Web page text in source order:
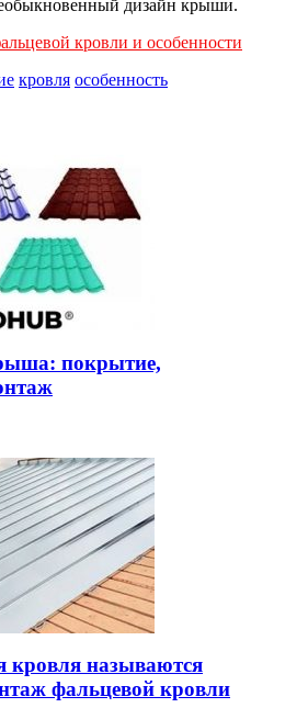
дизайн крыши.
кровли и особенности
кровля особенность
покрытие,
кровля называются
фальцевой кровли